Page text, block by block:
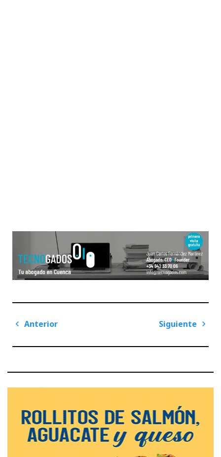
Navegación
entradas
Anterior
Siguiente